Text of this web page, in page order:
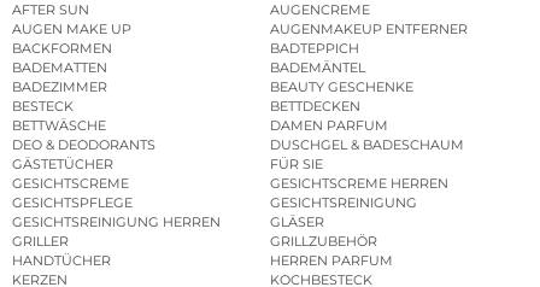
AFTER SUN
AUGENCREME
AUGEN MAKE UP
AUGENMAKEUP ENTFERNER
BACKFORMEN
BADTEPPICH
BADEMATTEN
BADEMÄNTEL
BADEZIMMER
BEAUTY GESCHENKE
BESTECK
BETTDECKEN
BETTWÄSCHE
DAMEN PARFUM
DEO & DEODORANTS
DUSCHGEL & BADESCHAUM
GÄSTETÜCHER
FÜR SIE
GESICHTSCREME
GESICHTSCREME HERREN
GESICHTSPFLEGE
GESICHTSREINIGUNG
GESICHTSREINIGUNG HERREN
GLÄSER
GRILLER
GRILLZUBEHÖR
HANDTÜCHER
HERREN PARFUM
KERZEN
KOCHBESTECK